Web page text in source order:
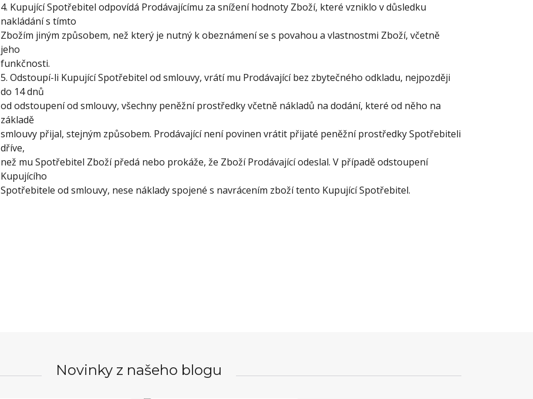
4. Kupující Spotřebitel odpovídá Prodávajícímu za snížení hodnoty Zboží, které vzniklo v důsledku
nakládání s tímto
Zbožím jiným způsobem, než který je nutný k obeznámení se s povahou a vlastnostmi Zboží, včetně
jeho
funkčnosti.
5. Odstoupí-li Kupující Spotřebitel od smlouvy, vrátí mu Prodávající bez zbytečného odkladu, nejpozději
do 14 dnů
od odstoupení od smlouvy, všechny peněžní prostředky včetně nákladů na dodání, které od něho na
základě
smlouvy přijal, stejným způsobem. Prodávající není povinen vrátit přijaté peněžní prostředky Spotřebiteli
dříve,
než mu Spotřebitel Zboží předá nebo prokáže, že Zboží Prodávající odeslal. V případě odstoupení
Kupujícího
Spotřebitele od smlouvy, nese náklady spojené s navrácením zboží tento Kupující Spotřebitel.
Novinky z našeho blogu